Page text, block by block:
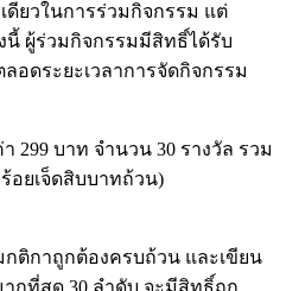
ยวในการร่วมกิจกรรม แต่
นี้ ผู้ร่วมกิจกรรมมีสิทธิ์ได้รับ
ลอดระยะเวลาการจัดกิจกรรม
บาท จำนวน 30 รางวัล รวม
อยเจ็ดสิบบาทถ้วน)
ติกาถูกต้องครบถ้วน และเขียน